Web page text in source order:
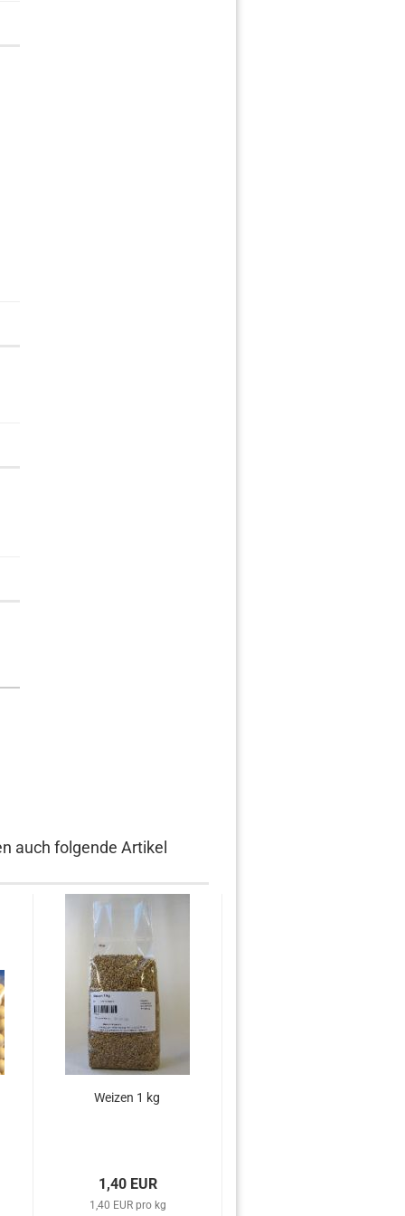
auch folgende Artikel
Weizen 1 kg
1,40 EUR
1,40 EUR pro kg